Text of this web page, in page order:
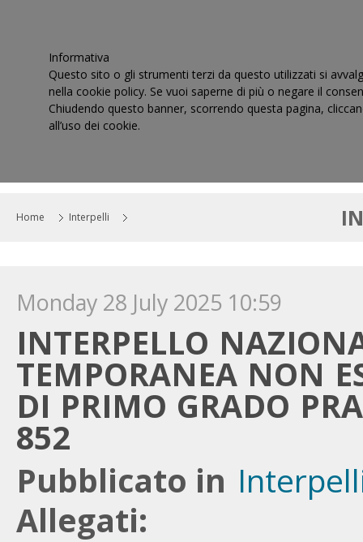
Home Interpelli
Monday 28 July 2025 10:59
INTERPELLO
TEMPORANEA NON
DI PRIMO GRADO
852
Pubblicato in
Allegati:
Informativa
Questo sito o gli strumenti terzi da questo utilizzati si
nella cookie policy. Se vuoi saperne di più o negare il
Chiudendo questo banner, scorrendo questa pagina,
all’uso dei cookie.